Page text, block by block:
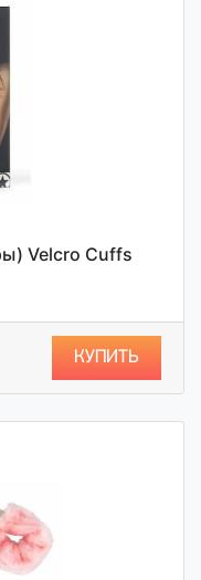
Velcro Cuffs
КУПИТЬ